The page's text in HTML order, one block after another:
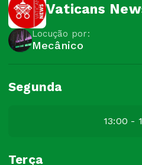
Vaticans
Locução por:
Mecânico
Segunda
13:00 -
Terça